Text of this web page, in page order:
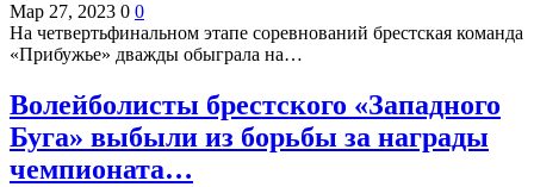
Мар 27, 2023 0 0
На четвертьфинальном этапе соревнований брестская команда
«Прибужье» дважды обыграла на…
Волейболисты брестского «Западного
Буга» выбыли из борьбы за награды
чемпионата…